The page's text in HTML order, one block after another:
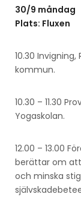
30/9 måndag
Plats: Fluxen
10.30
kommun.
10.30 – 11.30
Yogaskolan.
12.00 – 13.00
berättar om
och minska